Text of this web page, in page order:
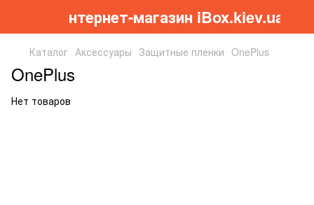
Інтернет-магазин iBox.kiev.ua
Каталог Аксессуары Защитные пленки OnePlus
OnePlus
Нет товаров